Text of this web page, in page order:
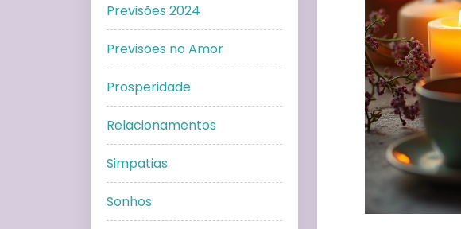
Previsões 2024
Previsões no Amor
Prosperidade
Relacionamentos
Simpatias
Sonhos